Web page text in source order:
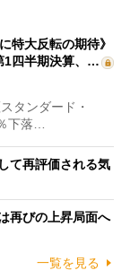
特大反転の期待》
1四半期決算、…
タンダード・
下落…
て再評価される気
再びの上昇局面へ
一覧を見る